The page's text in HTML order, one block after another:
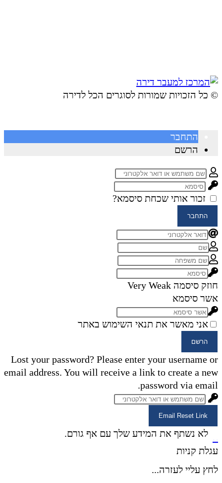
© ​כל הזכויות שמורות לסוגרים הכל לדירה
התחבר
הרשם
זכור אותי שכחת סיסמא?
התחבר
חוזק סיסמה Very Weak
אשר סיסמא
אני מאשר את תנאי השימוש באתר
הרשם
Lost your password? Please enter your username or
email address. You will receive a link to create a new
password via email.
Email Reset Link
לא נשתף את המידע שלך עם אף גורם.
×
×
עגלת קניות
לחץ עליי לעזרה...